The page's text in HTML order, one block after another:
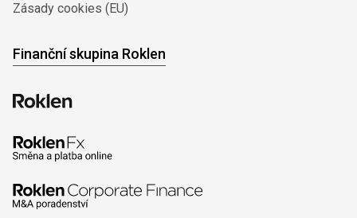
Zásady cookies (EU)
Finanční skupina Roklen